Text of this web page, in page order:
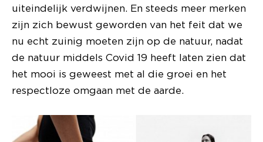
uiteindelijk verdwijnen. En steeds meer merken
zijn zich bewust geworden van het feit dat we
nu echt zuinig moeten zijn op de natuur, nadat
de natuur middels Covid 19 heeft laten zien dat
het mooi is geweest met al die groei en het
respectloze omgaan met de aarde.